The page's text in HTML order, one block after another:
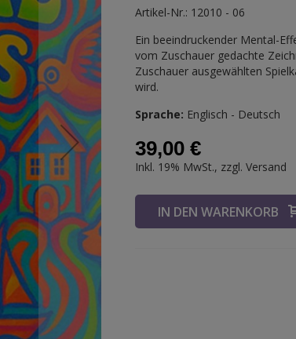
Artikel-Nr.: 12010 - 06
Ein beeindruckender Mental-
vom Zuschauer gedachte
Zuschauer ausgewählten
wird.
Sprache: Englisch - Deutsch
39,00 €
Inkl. 19% MwSt., zzgl.Versand
IN DEN WARENKORB